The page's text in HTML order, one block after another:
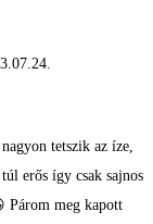
tetszik az íze,
erős így csak sajnos
Párom meg kapott